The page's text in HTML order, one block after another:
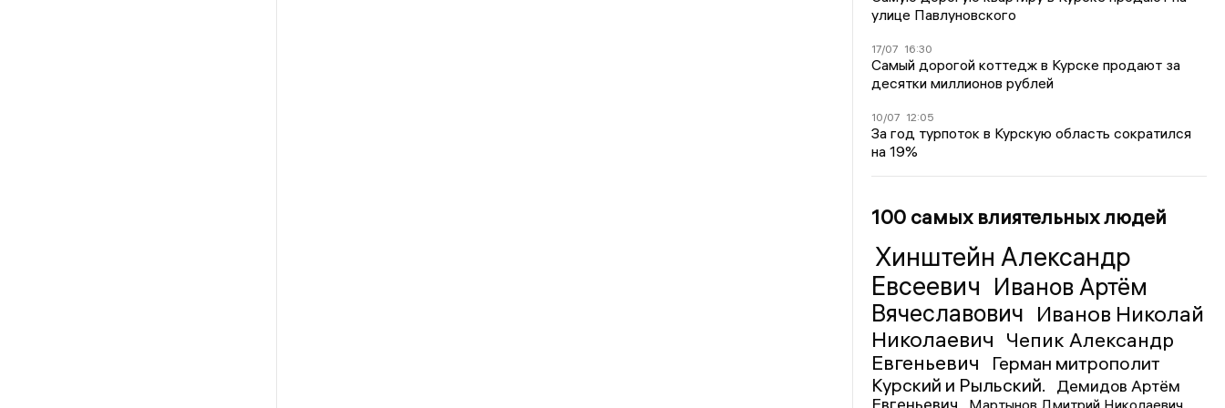
улице Павлуновского
17/07 16:30
Самый дорогой коттедж в Курске продают за
десятки миллионов рублей
10/07 12:05
За год турпоток в Курскую область сократился
на 19%
100 самых влиятельных людей
Хинштейн Александр
Евсеевич Иванов Артём
Вячеславович Иванов Николай
Николаевич Чепик Александр
Евгеньевич
Герман митрополит
Курский и Рыльский.
Демидов Артём
Евгеньевич
Мартынов Дмитрий Николаевич